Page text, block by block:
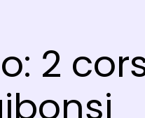
2